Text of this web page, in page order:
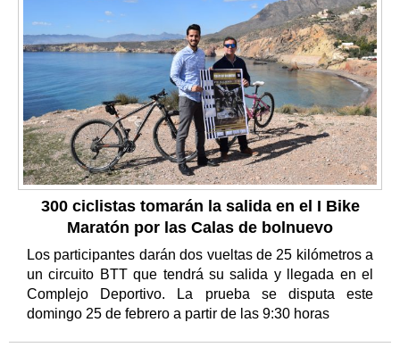
300 ciclistas tomarán la salida en el I Bike
Maratón por las Calas de bolnuevo
Los participantes darán dos vueltas de 25 kilómetros a
un circuito BTT que tendrá su salida y llegada en el
Complejo Deportivo. La prueba se disputa este
domingo 25 de febrero a partir de las 9:30 horas